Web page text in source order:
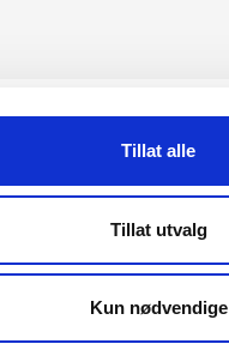
Tillat alle
Tillat utvalg
Kun nødvendige